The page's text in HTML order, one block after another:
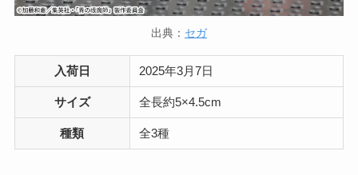
出典： セガ
入荷日 2025年3月7日
サイズ 全長約5×4.5cm
種類 全3種